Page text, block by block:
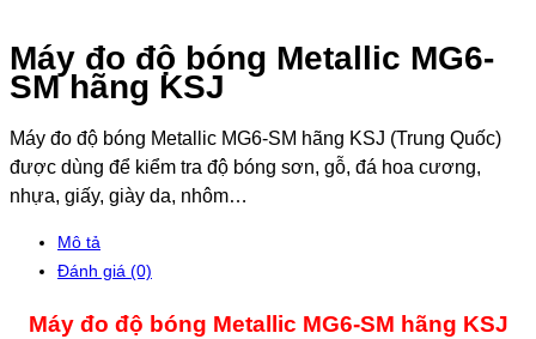
Máy đo độ bóng Metallic MG6-
SM hãng KSJ
Máy đo độ bóng Metallic MG6-SM hãng KSJ (Trung Quốc)
được dùng để kiểm tra độ bóng sơn, gỗ, đá hoa cương,
nhựa, giấy, giày da, nhôm…
Mô tả
Đánh giá (0)
Máy đo độ bóng Metallic MG6-SM hãng KSJ